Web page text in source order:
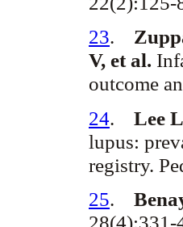
23.
V, et al.
outcome
24. Lee
lupus:
registry.
25.
28(4):331-